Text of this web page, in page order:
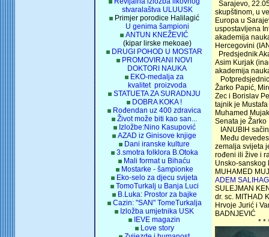
stvaralaštva ULUUSK
Primjer porodice Halilagić
U genima šampioni
ANTUN KNEŽEVIĆ
(kipar lirske mekoae)
DRUGI POHOD U MOSTAR
PROMOVIRANI NOVI
DOKTORI NAUKA
EKO-medalja za
kvalitet proizvoda
STATUETA ZA SURADNJU
DOBRA KOKA !
Rođendan uz 400 zdravica
Život može biti kao san...
Izložbe:Nino Kasupović
AZAD iz Ginisove knjige
Dani iranske kulture
3.smotra folklora B.Otoka
Mali format u Bihaću
Mostarke - šampionke
Eko-selo za djecu svijeta
TomoTurkalj u Banja Luci
B.Luka: Prostor za bajke
Cazin: "SAN" TomeTurkalja
Izložba umjetnika USK
IEVE magazin
Love story
Sarajevo,
skupštinom, u
Europa u
uspostavljena
akademija
Hercegovini
Predsjednik
Asim Kurjak
akademija
Žarko Papić,
Zec i Borislav
tajnik je
Muhamed
Senata je Žarko
IANUBIH
Među
zemalja svijeta
rođeni ili žive i
Unsko-sanskog
MUHAMED
ADEM
SULEJMAN
dr. sc. MITHAD
Hrvoje Jurić i
BADNJEVIĆ
* *